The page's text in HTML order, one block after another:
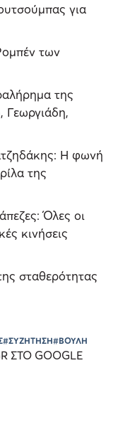
για
των
της
Γεωργιάδη,
Η φωνή
της
Όλες οι
κινήσεις
σταθερότητας
#ΣΥΖΗΤΗΣΗ#ΒΟΥΛΗ
ΣΤΟ GOOGLE